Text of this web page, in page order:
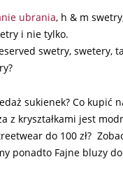
ubrania, h & m
i nie tylko.
swetry, swetery,
sukienek? Co
z kryształkami jest
do 100 zł?
ponadto Fajne bluzy